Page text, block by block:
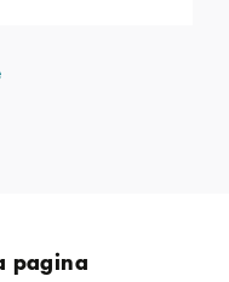
pagina